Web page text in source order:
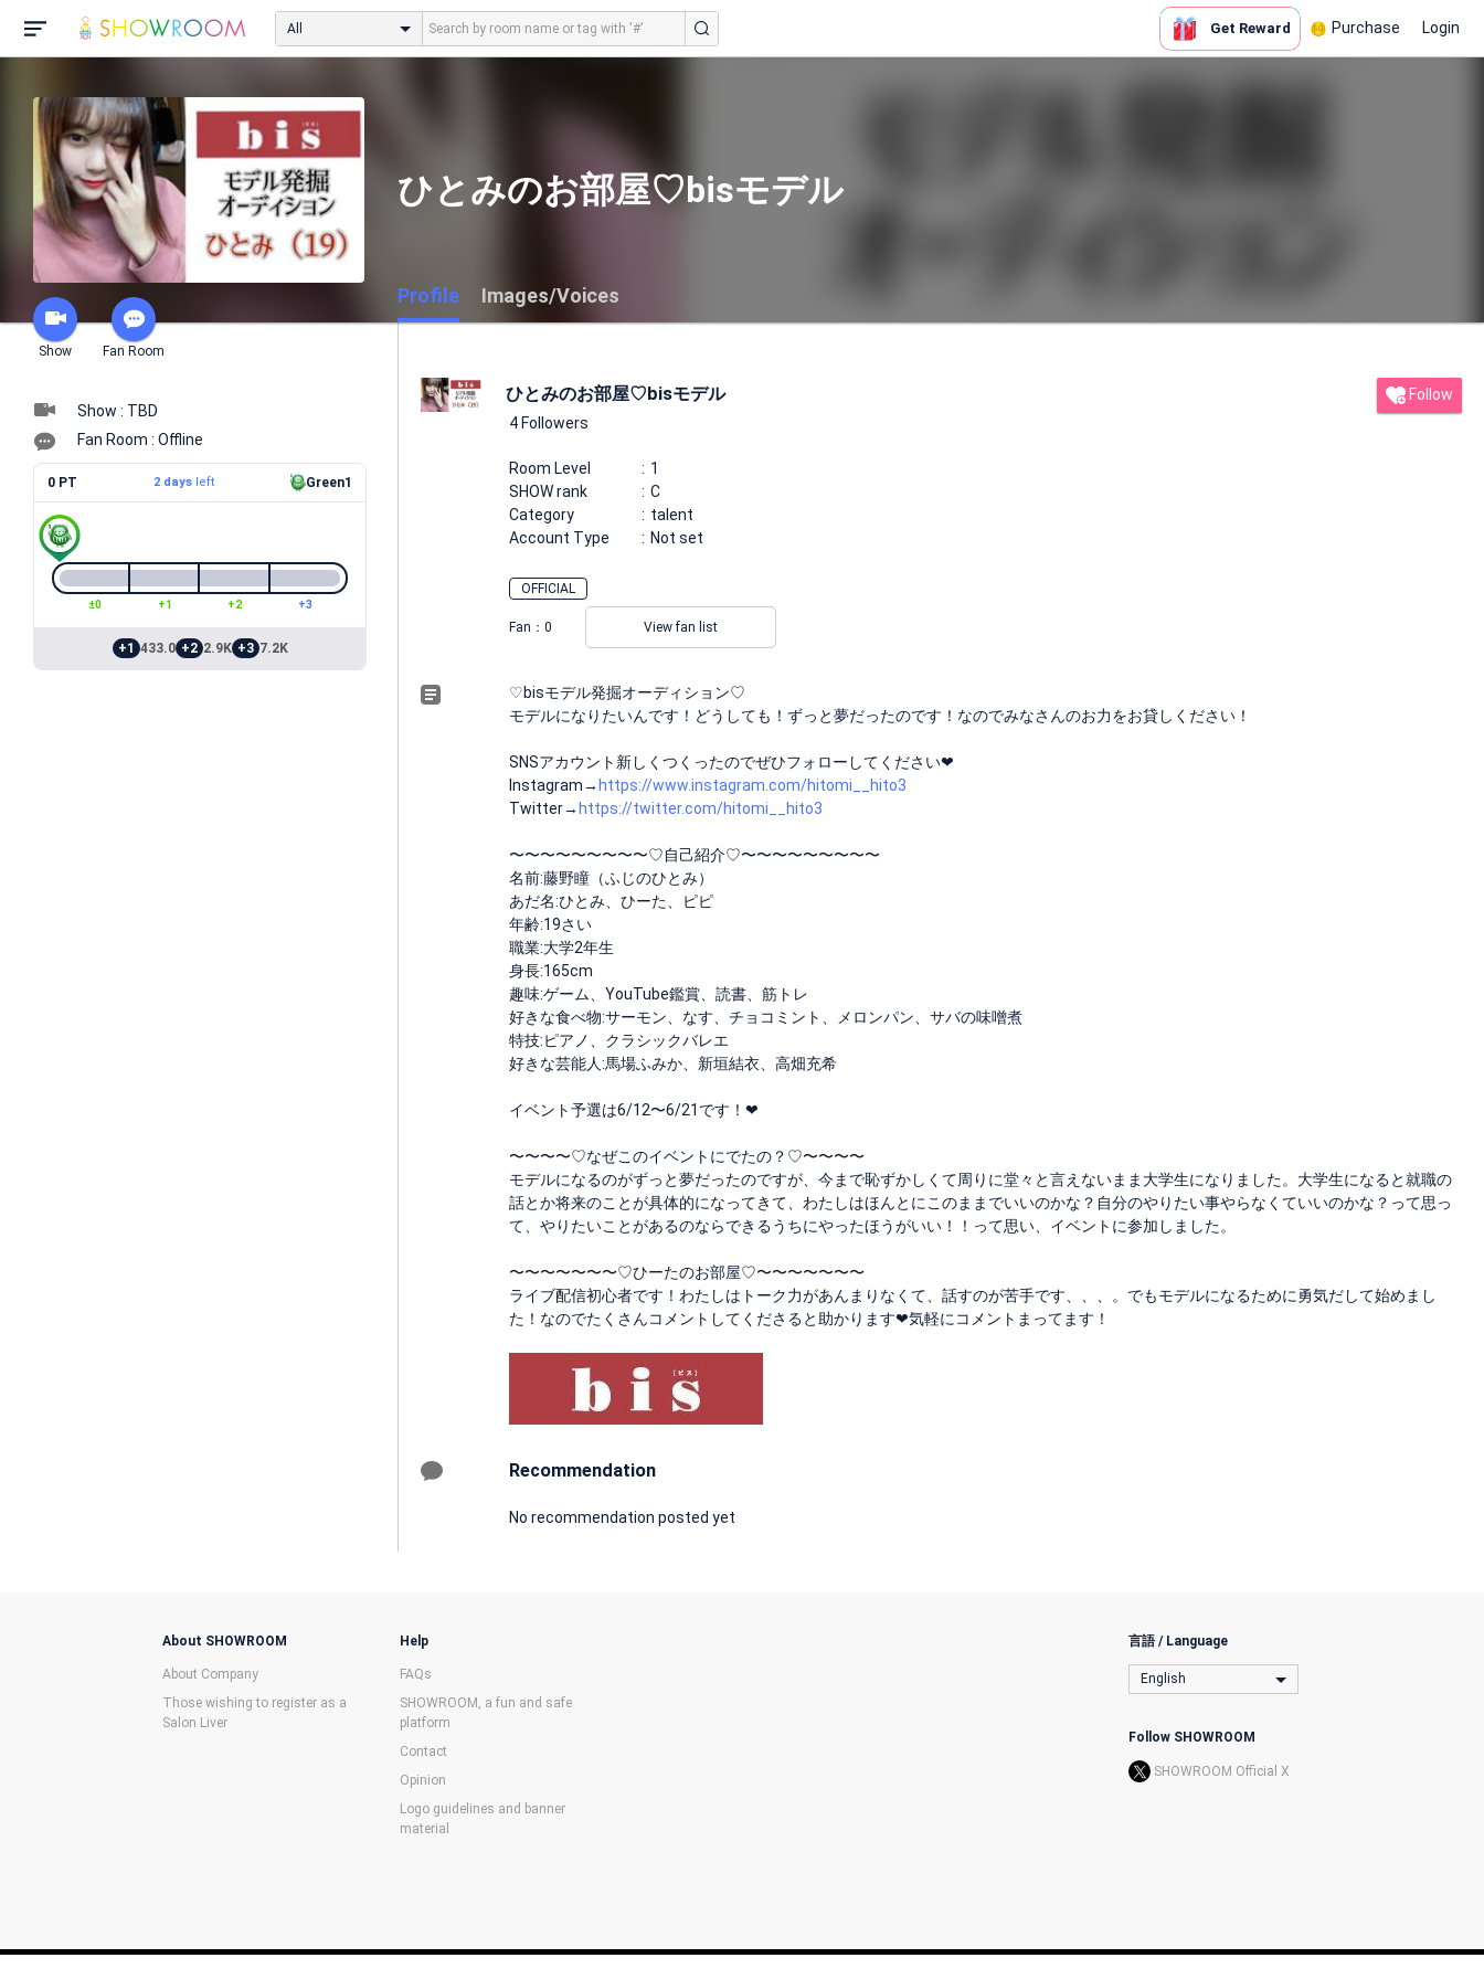
All Get Reward Purchase Login
Show Fan Room
ひとみのお部屋♡bisモデル
Profile Images/Voices
Show : TBD
Fan Room : Offline
0 PT 2 daysleft Green1
±0 +1 +2 +3
+1 433.0 +2 2.9K +3 7.2K
ひとみのお部屋♡bisモデル
4 Followers
Follow
Room Level
1
SHOW rank
C
Category
talent
Account Type
Not set
OFFICIAL
Fan： 0 View fan list
♡bisモデル発掘オーディション♡
モデルになりたいんです！どうしても！ずっと夢だったのです！なのでみなさんのお力をお貸しください！
SNSアカウント新しくつくったのでぜひフォローしてください❤︎
Instagram→ https://www.instagram.com/hitomi__hito3
Twitter→ https://twitter.com/hitomi__hito3
〜〜〜〜〜〜〜〜〜♡自己紹介♡〜〜〜〜〜〜〜〜〜
名前:藤野瞳（ふじのひとみ）
あだ名:ひとみ、ひーた、ピピ
年齢:19さい
職業:大学2年生
身長:165cm
趣味:ゲーム、YouTube鑑賞、読書、筋トレ
好きな食べ物:サーモン、なす、チョコミント、メロンパン、サバの味噌煮
特技:ピアノ、クラシックバレエ
好きな芸能人:馬場ふみか、新垣結衣、高畑充希
イベント予選は6/12〜6/21です！❤︎
〜〜〜〜♡なぜこのイベントにでたの？♡〜〜〜〜
モデルになるのがずっと夢だったのですが、今まで恥ずかしくて周りに堂々と言えないまま大学生になりました。大学生になると就職の
話とか将来のことが具体的になってきて、わたしはほんとにこのままでいいのかな？自分のやりたい事やらなくていいのかな？って思っ
て、やりたいことがあるのならできるうちにやったほうがいい！！って思い、イベントに参加しました。
〜〜〜〜〜〜〜♡ひーたのお部屋♡〜〜〜〜〜〜〜
ライブ配信初心者です！わたしはトーク力があんまりなくて、話すのが苦手です、、、。でもモデルになるために勇気だして始めまし
た！なのでたくさんコメントしてくださると助かります❤︎気軽にコメントまってます！
Recommendation
No recommendation posted yet
About SHOWROOM
About Company
Those wishing to register as a
Salon Liver
Help
FAQs
SHOWROOM, a fun and safe
platform
Contact
Opinion
Logo guidelines and banner
material
言語 / Language
English
Follow SHOWROOM
SHOWROOM Official X